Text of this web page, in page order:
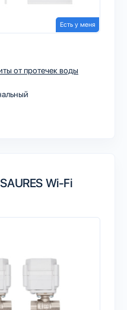
Есть у меня
от протечек воды
Wi-Fi